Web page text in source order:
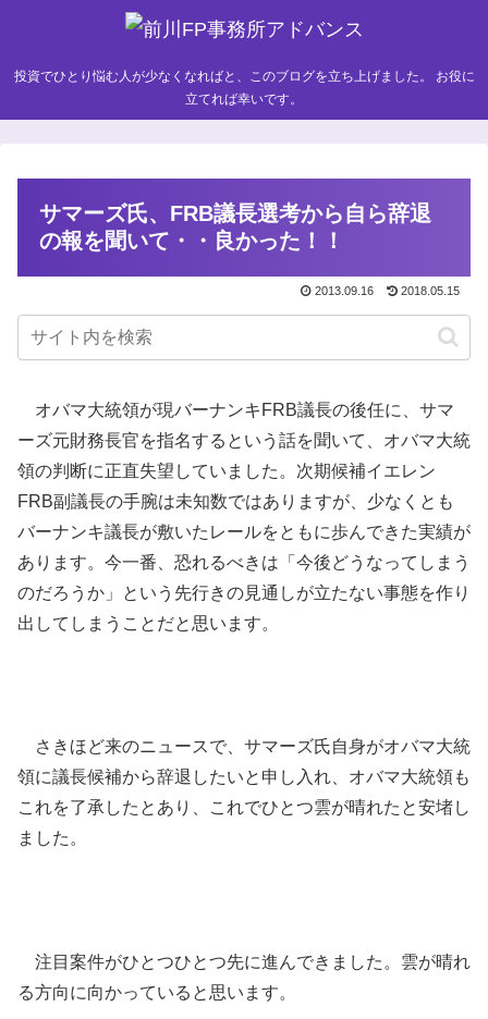
投資でひとり悩む人が少なくなればと、このブログを立ち上げました。 お役に
立てれば幸いです。
サマーズ氏、FRB議長選考から自ら辞退
の報を聞いて・・良かった！！
2013.09.16 2018.05.15
オバマ大統領が現バーナンキFRB議長の後任に、サマ
ーズ元財務長官を指名するという話を聞いて、オバマ大統
領の判断に正直失望していました。次期候補イエレン
FRB副議長の手腕は未知数ではありますが、少なくとも
バーナンキ議長が敷いたレールをともに歩んできた実績が
あります。今一番、恐れるべきは「今後どうなってしまう
のだろうか」という先行きの見通しが立たない事態を作り
出してしまうことだと思います。
さきほど来のニュースで、サマーズ氏自身がオバマ大統
領に議長候補から辞退したいと申し入れ、オバマ大統領も
これを了承したとあり、これでひとつ雲が晴れたと安堵し
ました。
注目案件がひとつひとつ先に進んできました。雲が晴れ
る方向に向かっていると思います。